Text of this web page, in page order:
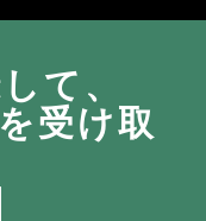
て、
受け取